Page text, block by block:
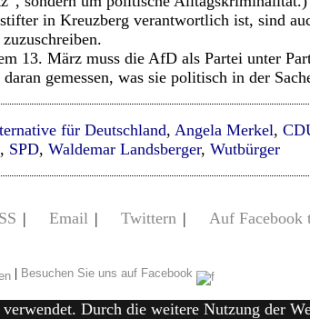
in Kreuzberg verantwortlich ist, sind
13. März muss die AfD als Partei unter
gemessen, was sie politisch in der
für Deutschland, Angela Merkel,
, SPD, Waldemar Landsberger, Wutbürger
| Email | Twittern | Auf Facebook
| Besuchen Sie uns auf Facebook
Durch die weitere Nutzung der